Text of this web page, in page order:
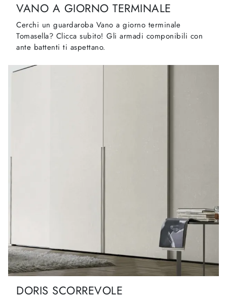
VANO A GIORNO TERMINALE
Cerchi un guardaroba Vano a giorno terminale
Tomasella? Clicca subito! Gli armadi componibili con
ante battenti ti aspettano.
DORIS SCORREVOLE